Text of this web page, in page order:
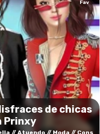
de chicas
Prinxy
Atuendo Moda
Cons